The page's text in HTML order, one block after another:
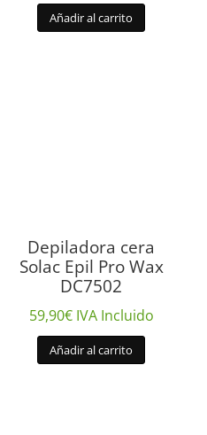
Añadir al carrito
Depiladora cera
Solac Epil Pro Wax
DC7502
59,90€ IVA Incluido
Añadir al carrito